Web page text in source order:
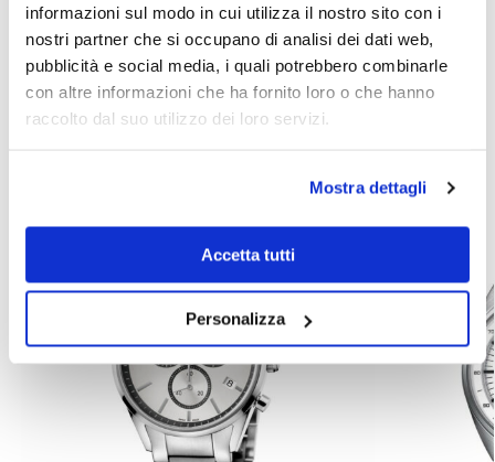
informazioni sul modo in cui utilizza il nostro sito con i
nostri partner che si occupano di analisi dei dati web,
pubblicità e social media, i quali potrebbero combinarle
con altre informazioni che ha fornito loro o che hanno
raccolto dal suo utilizzo dei loro servizi.
Mostra dettagli
Accetta tutti
Personalizza
SKU: L36364766
Categories: Longines watches, Outlet Watches,Watches
Brand: Longines